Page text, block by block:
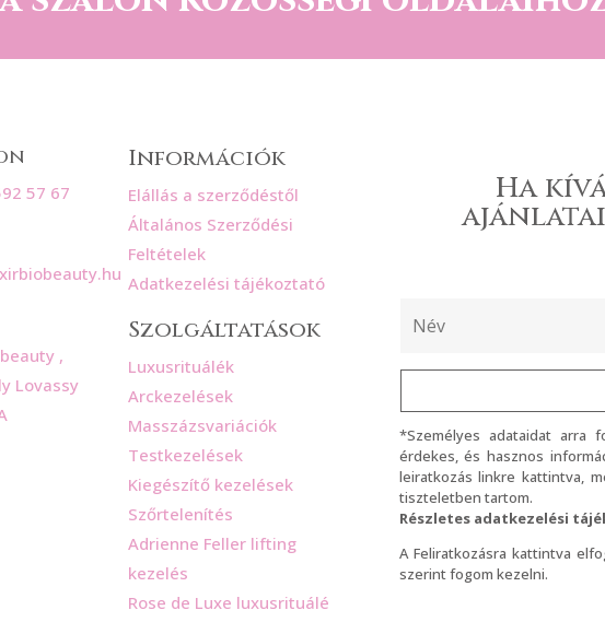
57 67
,
Lovassy
Információk
Elállás a szerződéstől
Általános Szerződési
Feltételek
Adatkezelési tájékoztató
Szolgáltatások
Luxusrituálék
Arckezelések
Masszázsvariációk
Testkezelések
Kiegészítő kezelések
Szőrtelenítés
Adrienne Feller lifting
kezelés
Rose de Luxe luxusrituálé
Ha
*Személyes adataidat arra
érdekes, és hasznos
leiratkozás linkre kattintva,
tiszteletben tartom.
Részletes adatkezelési
A Feliratkozásra kattintva
szerint fogom kezelni.